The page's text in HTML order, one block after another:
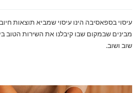
עיסוי בספאסיבה הינו עיסוי שמביא תוצאות
מבינים שבמקום שבו קיבלנו את השירות הטוב
שוב ושוב.